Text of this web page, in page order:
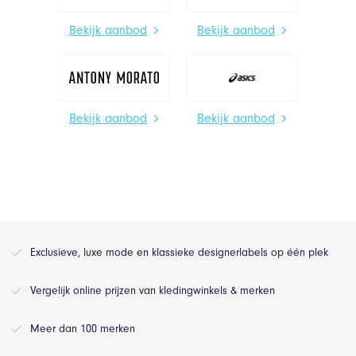
Bekijk aanbod Bekijk aanbod
Bekijk aanbod Bekijk aanbod
Exclusieve, luxe mode en klassieke designerlabels op één plek
Vergelijk online prijzen van kledingwinkels & merken
Meer dan 100 merken